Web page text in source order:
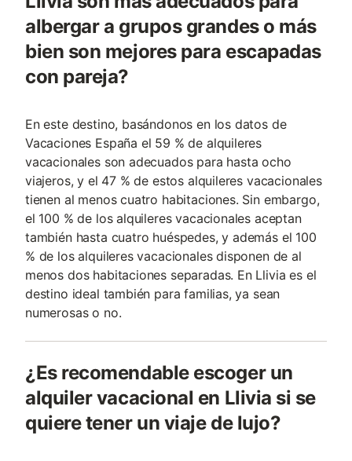
albergar a grupos grandes o más
bien son mejores para escapadas
con pareja?
En este destino, basándonos en los datos de
Vacaciones España el 59 % de alquileres
vacacionales son adecuados para hasta ocho
viajeros, y el 47 % de estos alquileres vacacionales
tienen al menos cuatro habitaciones. Sin embargo,
el 100 % de los alquileres vacacionales aceptan
también hasta cuatro huéspedes, y además el 100
% de los alquileres vacacionales disponen de al
menos dos habitaciones separadas. En Llivia es el
destino ideal también para familias, ya sean
numerosas o no.
¿Es recomendable escoger un
alquiler vacacional en Llivia si se
quiere tener un viaje de lujo?